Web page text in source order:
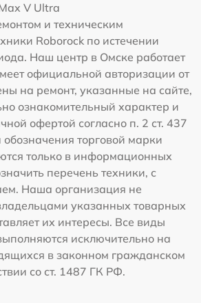
V Ultra
и техническим
Roborock по истечении
Наш центр в Омске работает
официальной авторизации от
на ремонт, указанные на сайте,
ознакомительный характер и
офертой согласно п. 2 ст. 437
торговой марки
только в информационных
перечень техники, с
Наша организация не
указанных товарных
их интересы. Все виды
исключительно на
в законном гражданском
со ст. 1487 ГК РФ.